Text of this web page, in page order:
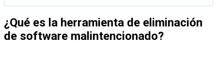
¿Qué es la herramienta de eliminación
de software malintencionado?